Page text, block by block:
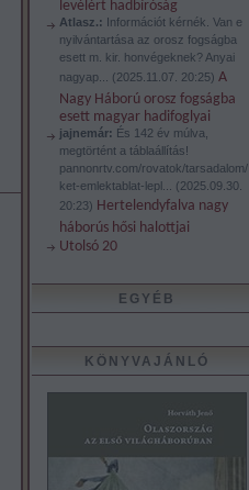
levélért hadbíróság
Atlasz.: Információt kérnék. Van e
nyilvántartása az orosz fogságba
esett m. kir. honvégeknek? Anyai
nagyap...
(2025.11.07. 20:25) A
Nagy Háború orosz fogságba
esett magyar hadifoglyai
jajnemár: És 142 év múlva,
megtörtént a táblaállítás!
pannonrtv.com/rovatok/tarsadalom/
ket-emlektablat-lepl...
(2025.09.30.
20:23) Hertelendyfalva nagy
háborús hősi halottjai
Utolsó 20
EGYÉB
KÖNYVAJÁNLÓ